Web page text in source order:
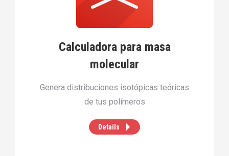
Calculadora para masa
molecular
Genera distribuciones isotópicas teóricas
de tus polímeros
Details